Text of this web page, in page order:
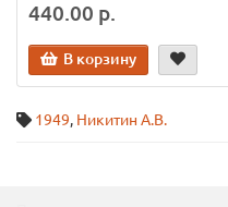
440.00 р.
В корзину
1949, Никитин А.В.